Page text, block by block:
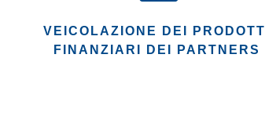
VEICOLAZIONE DEI PRODOTTI
FINANZIARI DEI PARTNERS